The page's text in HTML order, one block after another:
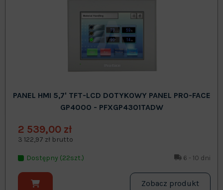
PANEL HMI 5,7' TFT-LCD DOTYKOWY PANEL PRO-FACE
GP4000 - PFXGP4301TADW
2 539,00 zł
3 122,97 zł brutto
Dostępny (22szt.) 6 - 10 dni
Zobacz produkt